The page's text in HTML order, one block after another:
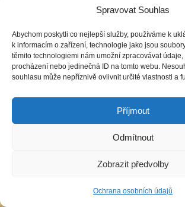
Spravovat Souhlas
Abychom poskytli co nejlepší služby, používáme k
k informacím o zařízení, technologie jako jsou
těmito technologiemi nám umožní zpracovávat
procházení nebo jedinečná ID na tomto webu.
souhlasu může nepříznivě ovlivnit určité vlastnosti a
Příjmout
Odmítnout
Zobrazit předvolby
Ochrana osobních údajů
Copyright © Weiron Dynamics, s.r.o. |Tvorba
SEO